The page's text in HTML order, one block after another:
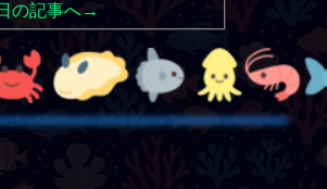
の記事へ→